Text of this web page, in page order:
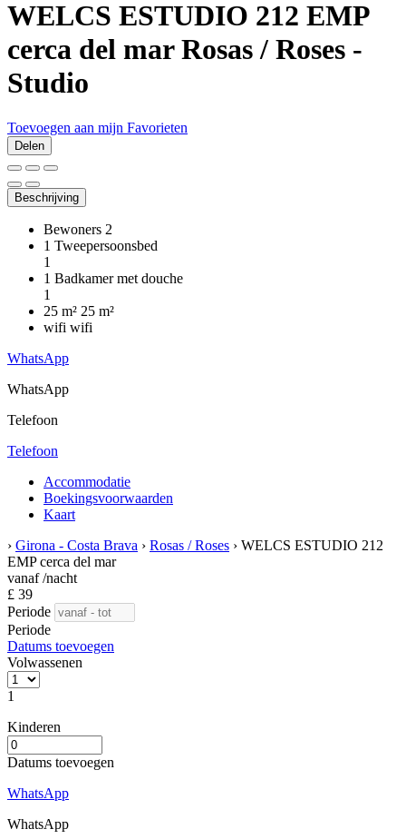
WELCS ESTUDIO 212 EMP
cerca del marRosas / Roses -
Studio
Toevoegen aan mijn Favorieten
Delen
Beschrijving
Bewoners 2
1 Tweepersoonsbed
1
1 Badkamer met douche
1
25 m² 25 m²
wifi wifi
WhatsApp
WhatsApp
Telefoon
Telefoon
Accommodatie
Boekingsvoorwaarden
Kaart
› Girona - Costa Brava › Rosas / Roses › WELCS ESTUDIO 212
EMP cerca del mar
vanaf/nacht
£ 39
Periode
Periode
Datums toevoegen
Volwassenen
1
Kinderen
Datums toevoegen
WhatsApp
WhatsApp